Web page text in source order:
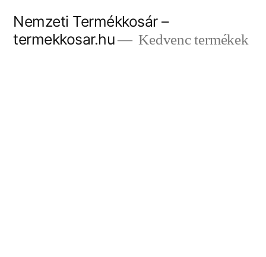
Nemzeti Termékkosár –
termekkosar.hu
Kedvenc termékek